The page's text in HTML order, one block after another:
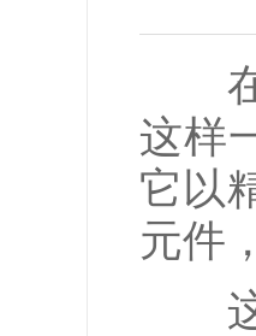
在
这样
它以
元件
这